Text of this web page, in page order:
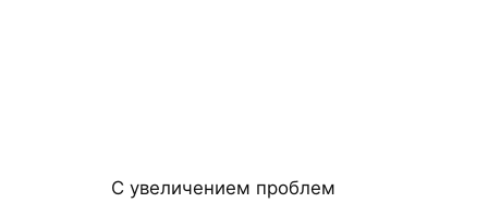
С увеличением проблем